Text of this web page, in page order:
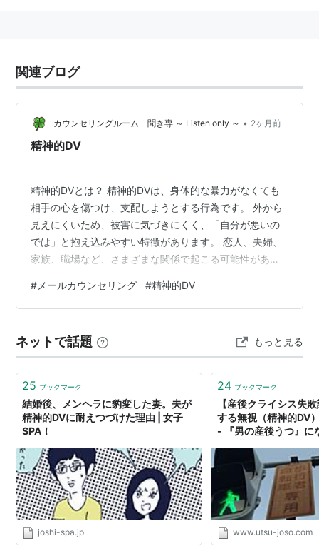
関連ブログ
カウンセリングルーム 聞き専 ～ Listen only ～ • 2ヶ月前
精神的DV
精神的DVとは？ 精神的DVは、身体的な暴力がなくても
相手の心を傷つけ、支配しようとする行為です。 外から
見えにくいため、被害に気づきにくく、「自分が悪いの
では」と抱え込みやすい特徴があります。 恋人、夫婦、
家族、職場など、さまざまな関係で起こる可能性があり
う言葉でも知られるようになりました。 精神的DVとは？
精神的DVとは 精神的DVの特徴 精神的DVの具体例 暴言
コントロール 例 精神的DVを受けるとどうなる？ 自己肯
定感が下がる 不安・うつ症状 起こりやすい症状 判断力
が低下する…
# メールカウンセリング #精神的DV
ネットで話題 もっと見る
25 ブックマーク
結婚後、メンヘラに豹変した妻。夫が
精神的DVに耐えつづけた理由 | 女子
SPA！
joshi-spa.jp
24 ブックマーク
【産後クライシス失
する無視（精神的DV
- 『男の産後うつ』に
www.utsu-joso.com